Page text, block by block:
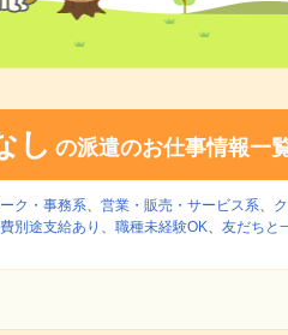
し の派遣のお仕事情報一
ク・事務系、 営業・販売・サービス系、
別途支給あり 、 職種未経験OK、 友だちと